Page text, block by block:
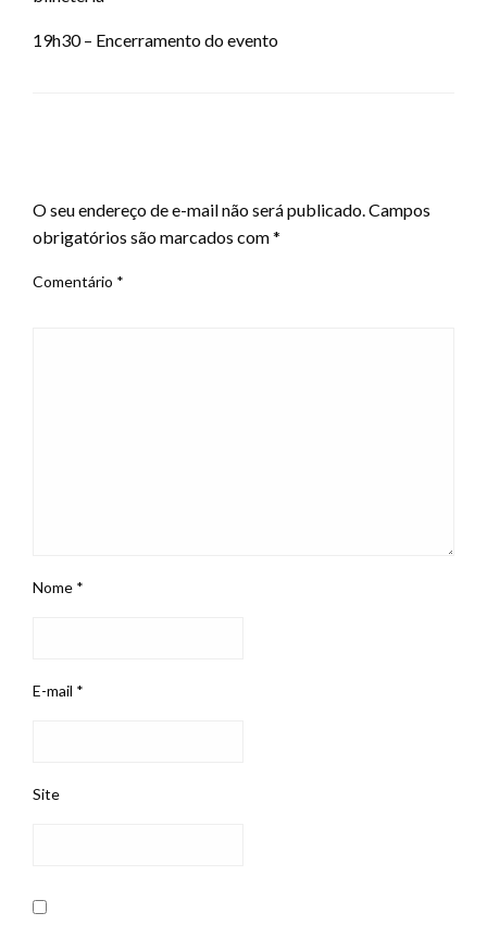
19h30 – Encerramento do evento
O seu endereço de e-mail não será publicado.Campos
obrigatórios são marcados com*
Comentário *
Nome *
E-mail *
Site